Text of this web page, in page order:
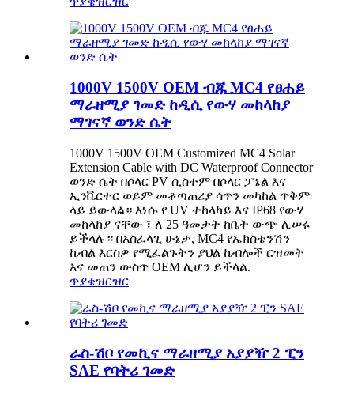
1000V 1500V OEM ብጁ MC4 የፀሐይ
ማራዘሚያ ገመድ ከዲሲ የውሃ መከላከያ
ማገናኛ ወንድ ሴት
1000V 1500V OEM Customized MC4 Solar
Extension Cable with DC Waterproof Connector
ወንድ ሴት በሶላር PV ሲስተም በሶላር ፓኔል እና
ኢንቬርተር ወይም መቆጣጠሪያ ሳጥን መካከል ጥቅም
ላይ ይውላል። እነሱ የ UV ተከላካይ እና IP68 የውሃ
መከላከያ ናቸው ፣ ለ 25 ዓመታት ከቤት ውጭ ሊሠሩ
ይችላሉ። በአስፈላጊ ሁኔታ, MC4 የኤክስቴንሽን
ኬብል እርስዎ የሚፈልጉትን ያህል ኬብሎች ርዝመት
እና መጠን ውስጥ OEM ሊሆን ይችላል.
ጥያቄዝርዝር
ራስ-ሽቦ የመኪና ማራዘሚያ አያያዥ 2 ፒን
SAE የባትሪ ገመድ